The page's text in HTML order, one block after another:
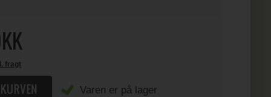
fragt
Varen er på lager